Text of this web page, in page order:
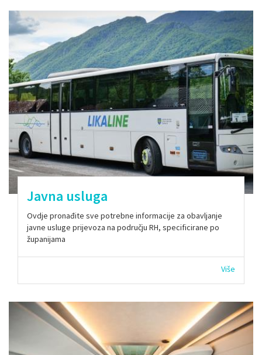
Javna usluga
Ovdje pronađite sve potrebne informacije za obavljanje
javne usluge prijevoza na području RH, specificirane po
županijama
Više